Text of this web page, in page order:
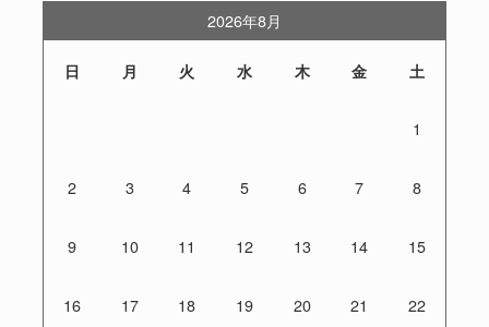
2026年8月
日 月 火 水 木 金 土
1
2 3 4 5 6 7 8
9 10 11 12 13 14 15
16 17 18 19 20 21 22